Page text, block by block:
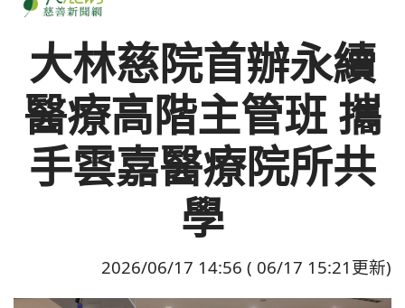
大林慈院首辦永續
醫療高階主管班 攜
手雲嘉醫療院所共
學
2026/06/17 14:56 ( 06/17 15:21更新)